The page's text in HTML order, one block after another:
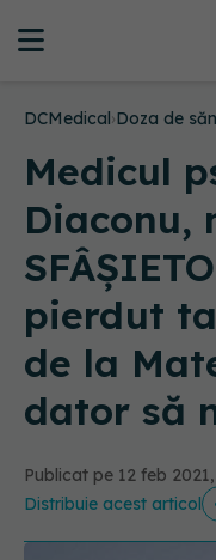
DCMedical›Doza de
Medicul
Diaconu,
pierdut
de la
dator să
Publicat pe 12 feb
Distribuie acest articol